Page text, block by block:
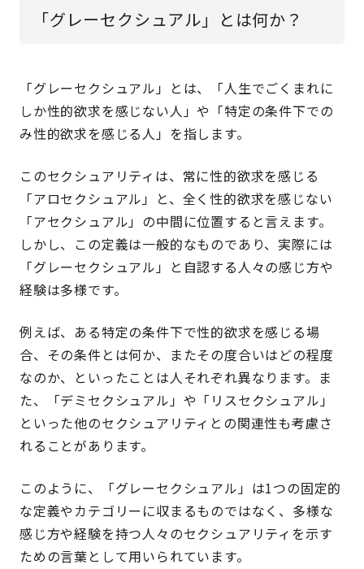
「グレーセクシュアル」とは何か？
「グレーセクシュアル」とは、「人生でごくまれに
しか性的欲求を感じない人」や「特定の条件下での
み性的欲求を感じる人」を指します。
このセクシュアリティは、常に性的欲求を感じる
「アロセクシュアル」と、全く性的欲求を感じない
「アセクシュアル」の中間に位置すると言えます。
しかし、この定義は一般的なものであり、実際には
「グレーセクシュアル」と自認する人々の感じ方や
経験は多様です。
例えば、ある特定の条件下で性的欲求を感じる場
合、その条件とは何か、またその度合いはどの程度
なのか、といったことは人それぞれ異なります。ま
た、「デミセクシュアル」や「リスセクシュアル」
といった他のセクシュアリティとの関連性も考慮さ
れることがあります。
このように、「グレーセクシュアル」は1つの固定的
な定義やカテゴリーに収まるものではなく、多様な
感じ方や経験を持つ人々のセクシュアリティを示す
ための言葉として用いられています。